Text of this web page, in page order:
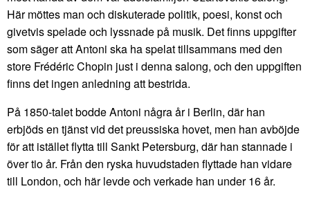
Här möttes man och diskuterade politik, poesi, konst och
givetvis spelade och lyssnade på musik. Det finns uppgifter
som säger att Antoni ska ha spelat tillsammans med den
store Frédéric Chopin just i denna salong, och den uppgiften
finns det ingen anledning att bestrida.
På 1850-talet bodde Antoni några år i Berlin, där han
erbjöds en tjänst vid det preussiska hovet, men han avböjde
för att istället flytta till Sankt Petersburg, där han stannade i
över tio år. Från den ryska huvudstaden flyttade han vidare
till London, och här levde och verkade han under 16 år.